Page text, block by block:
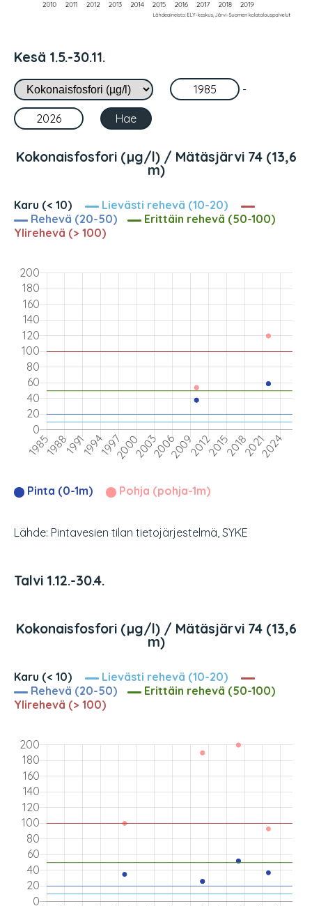
Kesä 1.5.-30.11.
-
Kokonaisfosfori (µg/l) / Mätäsjärvi 74 (13,6
m)
Karu (< 10)
Lievästi rehevä (10-20)
Rehevä (20-50)
Erittäin rehevä (50-100)
Ylirehevä (> 100)
Pinta (0-1m) Pohja (pohja-1m)
Lähde: Pintavesien tilan tietojärjestelmä, SYKE
Talvi 1.12.-30.4.
Kokonaisfosfori (µg/l) / Mätäsjärvi 74 (13,6
m)
Karu (< 10)
Lievästi rehevä (10-20)
Rehevä (20-50)
Erittäin rehevä (50-100)
Ylirehevä (> 100)